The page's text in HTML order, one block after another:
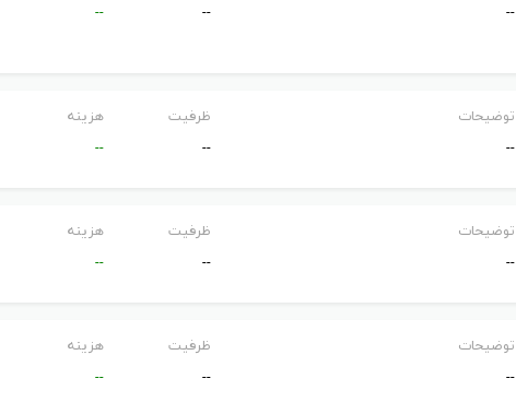
شیرودهارا، آبهیانگا، شیرو آبهیانگا و خدمات آیورودا.
معدنی، پانسمان پودر سیلوئت، پانسمان خنک فعال، خدمات پا، خدمات مراقبتی صدف
--
--
--
توضیحات
--
ظرفیت
--
هزینه
--
توضیحات
--
ظرفیت
--
هزینه
--
توضیحات
--
ظرفیت
--
هزینه
--